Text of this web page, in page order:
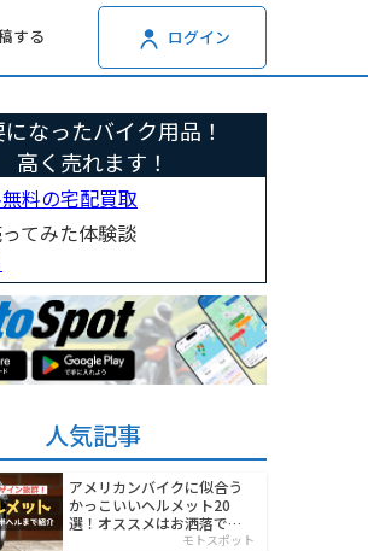
する ログイン
なったバイク用品！
高く売れます！
料の宅配買取
てみた体験談
人気記事
アメリカンバイクに似合う
かっこいいヘルメット20
選！オススメはお洒落でワ
モトスポット